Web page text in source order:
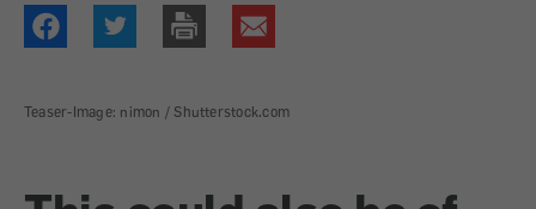
Teaser-Image: nimon / Shutterstock.com